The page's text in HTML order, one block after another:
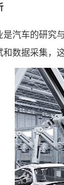
车的研究与
数据采集，